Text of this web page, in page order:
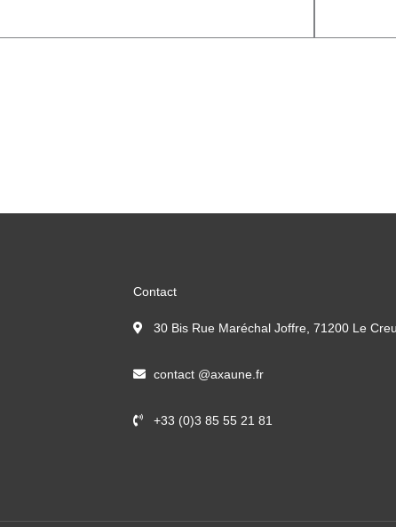
Contact
30 Bis Rue Maréchal Joffre, 71200 Le
contact @axaune.fr
+33 (0)3 85 55 21 81